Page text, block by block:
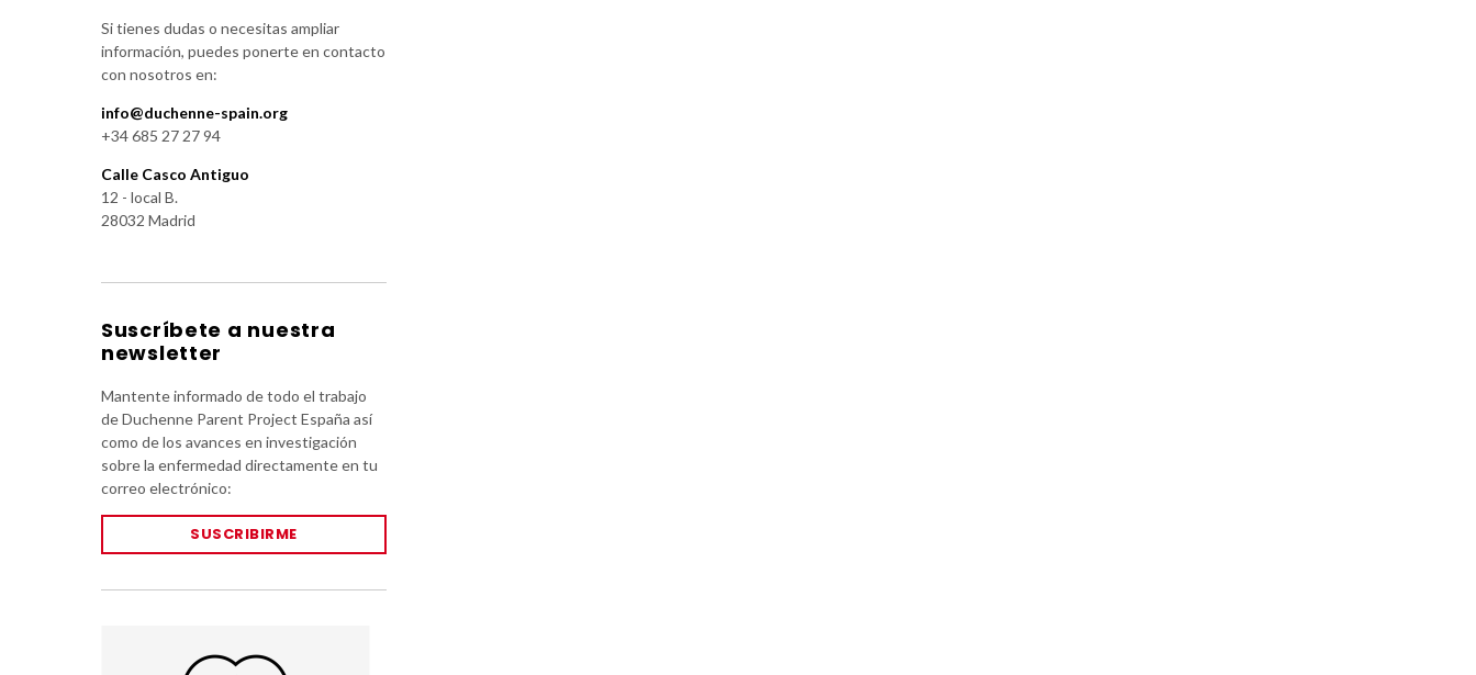
Si tienes dudas o necesitas ampliar
información, puedes ponerte en contacto
con nosotros en:
info@duchenne-spain.org
+34 685 27 27 94
Calle Casco Antiguo
12 - local B.
28032 Madrid
Suscríbete a nuestra
newsletter
Mantente informado de todo el trabajo
de Duchenne Parent Project España así
como de los avances en investigación
sobre la enfermedad directamente en tu
correo electrónico:
SUSCRIBIRME